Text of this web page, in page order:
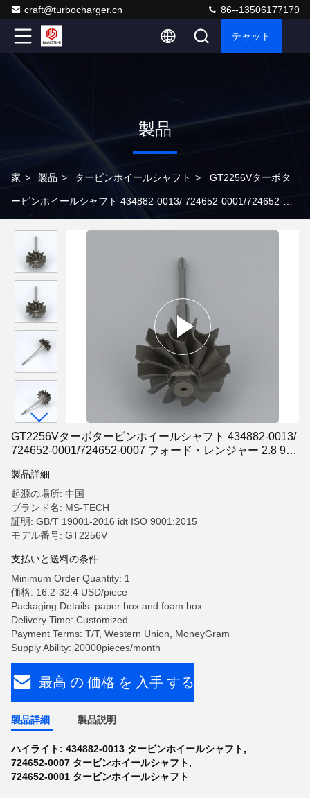
craft@turbocharger.cn 86--13506177179
チャット
製品
家 > 製品 > タービンホイールシャフト > GT2256Vターボタ
ービンホイールシャフト 434882-0013/ 724652-0001/724652-
GT2256Vターボタービンホイールシャフト 434882-0013/
724652-0001/724652-0007 フォード・レンジャー 2.8 94
製品詳細
起源の場所: 中国
ブランド名: MS-TECH
証明: GB/T 19001-2016 idt ISO 9001:2015
モデル番号: GT2256V
支払いと送料の条件
Minimum Order Quantity: 1
価格: 16.2-32.4 USD/piece
Packaging Details: paper box and foam box
Delivery Time: Customized
Payment Terms: T/T, Western Union, MoneyGram
Supply Ability: 20000pieces/month
最高 の 価格 を 入手 する
製品詳細 製品説明
ハイライト: 434882-0013 タービンホイールシャフト,
724652-0007 タービンホイールシャフト,
724652-0001 タービンホイールシャフト